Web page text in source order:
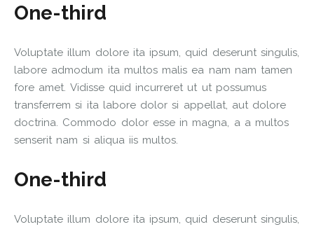
One-third
Voluptate illum dolore ita ipsum, quid deserunt singulis,
labore admodum ita multos malis ea nam nam tamen
fore amet. Vidisse quid incurreret ut ut possumus
transferrem si ita labore dolor si appellat, aut dolore
doctrina. Commodo dolor esse in magna, a a multos
senserit nam si aliqua iis multos.
One-third
Voluptate illum dolore ita ipsum, quid deserunt singulis,